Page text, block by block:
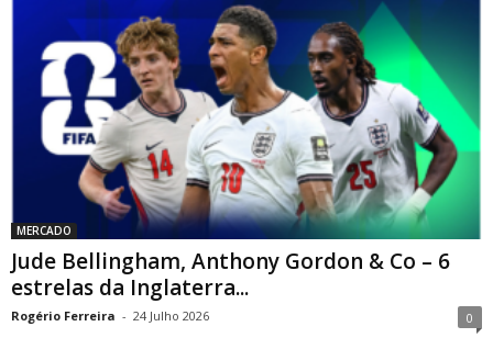
MERCADO
Jude Bellingham, Anthony Gordon & Co – 6
estrelas da Inglaterra...
Rogério Ferreira - 24 Julho 2026 0